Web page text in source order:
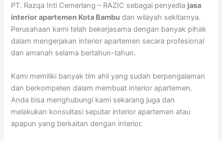
PT. Razqa Inti Cemerlang – RAZIC sebagai penyedia jasa
interior apartemen Kota Bambu dan wilayah sekitarnya.
Perusahaan kami telah bekerjasama dengan banyak pihak
dalam mengerjakan interior apartemen secara profesional
dan amanah selama bertahun-tahun.
Kami memiliki banyak tim ahli yang sudah berpengalaman
dan berkompeten dalam membuat interior apartemen.
Anda bisa menghubungi kami sekarang juga dan
melakukan konsultasi seputar interior apartemen atau
apapun yang berkaitan dengan interior.